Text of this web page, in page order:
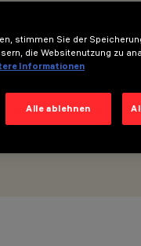
stimmen Sie der
die Websitenutzung zu
Informationen
Alle ablehnen